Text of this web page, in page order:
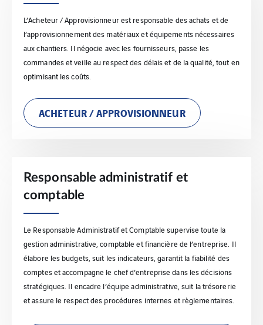
L’Acheteur / Approvisionneur est responsable des achats et de
l’approvisionnement des matériaux et équipements nécessaires
aux chantiers. Il négocie avec les fournisseurs, passe les
commandes et veille au respect des délais et de la qualité, tout en
optimisant les coûts.
ACHETEUR / APPROVISIONNEUR
Responsable administratif et
comptable
Le Responsable Administratif et Comptable supervise toute la
gestion administrative, comptable et financière de l’entreprise. Il
élabore les budgets, suit les indicateurs, garantit la fiabilité des
comptes et accompagne le chef d’entreprise dans les décisions
stratégiques. Il encadre l’équipe administrative, suit la trésorerie
et assure le respect des procédures internes et règlementaires.